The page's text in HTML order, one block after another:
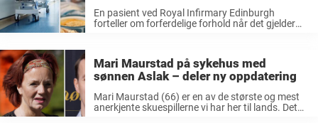
En pasient ved Royal Infirmary Edinburgh
forteller om forferdelige forhold når det gjelder
Mari Maurstad på sykehus med
sønnen Aslak – deler ny oppdatering
Mari Maurstad (66) er en av de største og mest
anerkjente skuespillerne vi har her til lands. Det